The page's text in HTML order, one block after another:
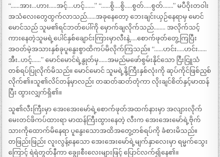
“……အား…ဟား…..အင့်….ဟင့်…….” “……စွိ….စွိ…..စွတ်…..စွတ်…….” မပီဝိုးတဝါး
အသံလေးတွေထွက်လာသည်……အခုနေတော့ ဘေးချင်းယှဉ်နေရာမှ မောင်
မောင်သည် သူမ၏ရင်ဘတ်ပေါ်ကို မှောက်ချလိုက်သည်…….. အလိုက်သင့်
ကားနေတဲ့သူမရဲ့ပေါင်နှစ်ချောင်းကြားမှာလီးနဲ့…..စောက်ဖုတ်တွေ့ကြပြီး
အဝတ်မဲ့အသားနှစ်ခုပူနွေးစွာထိကပ်မိလိုက်ကြသည်။ “……ဟင်း…..ဟင်း……
အီး..ဟင့်……” မောင်မောင်ရဲ့နွုတ်မှ……အမည်မဖော်စွမ်းနိုင်သော ငြီးငြူသံ
တစ်ရပ်ပြုလိုက်မိသည်။ မောင်မောင် သူမရဲ့နို့ကြီးနှစ်လုံးကို ဆုပ်ကိုင်ဖြစ်ညှစ်
လိုက်၏။သူ၏လိင်တန်မှာလည်း တဆတ်ဆတ်တုံကာ လိုးချင်စိတ်နှင့်မာထန်
ပြီး ထွားလျှက်ရှိ၏။
သူ၏လီးကြီးမှာ အေးအေးမော်ရဲ့စောက်ဖုတ်အထက်နားမှာ အလျားလိုက်
မေးတင်ဖိကပ်ထားရာ မာထန်ကြီးထွားနေတဲ့ လီးက အေးအေးမော်ရဲ့ဗိုက်
သားကိုထောက်မိနေရာ ပူနွေးသောအထိအတွေ့တစ်ရပ်ကို ခံစားမိသည်။
တဖြည်းဖြည်း လူးလွန့်နေသော အေးအေးမော်ရဲ့မျက်နှာလေးမှာ ရမ္မက်သွေး
ကြောင့် ရဲရဲတွတ်နီကာ ချွေးစီးလေးများဖြင့် ပြောင်လက်၍နေ၏။